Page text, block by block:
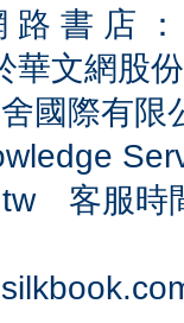
路 書 店
華文網股
國際有
客服時